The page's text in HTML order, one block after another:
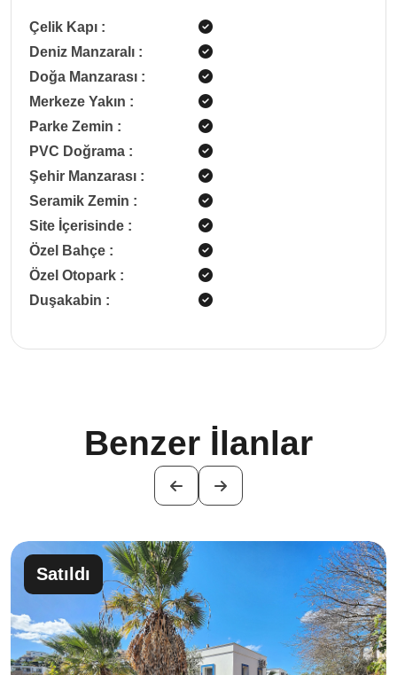
Çelik Kapı :
Deniz Manzaralı :
Doğa Manzarası :
Merkeze Yakın :
Parke Zemin :
PVC Doğrama :
Şehir Manzarası :
Seramik Zemin :
Site İçerisinde :
Özel Bahçe :
Özel Otopark :
Duşakabin :
Benzer İlanlar
Satıldı